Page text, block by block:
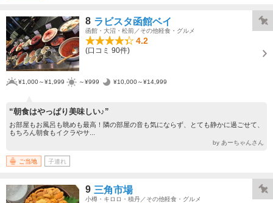
8 ラビスタ函館ベイ
函館・大沼・松前／その他軽食・グルメ
4.2
(口コミ 90件)
¥1,000～¥1,999 ～¥999 ¥10,000～¥14,999
“朝食はやっぱり美味しい♪”
お部屋もお風呂も眺めも最高！隣の部屋の音も気にならず、とても静かに過ごせて、
もちろん朝食もイクラやサ...
by あーちゃんさん
ご当地 子連れ
9 三角市場
小樽・キロロ・積丹／その他軽食・グルメ